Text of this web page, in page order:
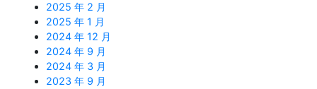
2025 年 2 月
2025 年 1 月
2024 年 12 月
2024 年 9 月
2024 年 3 月
2023 年 9 月